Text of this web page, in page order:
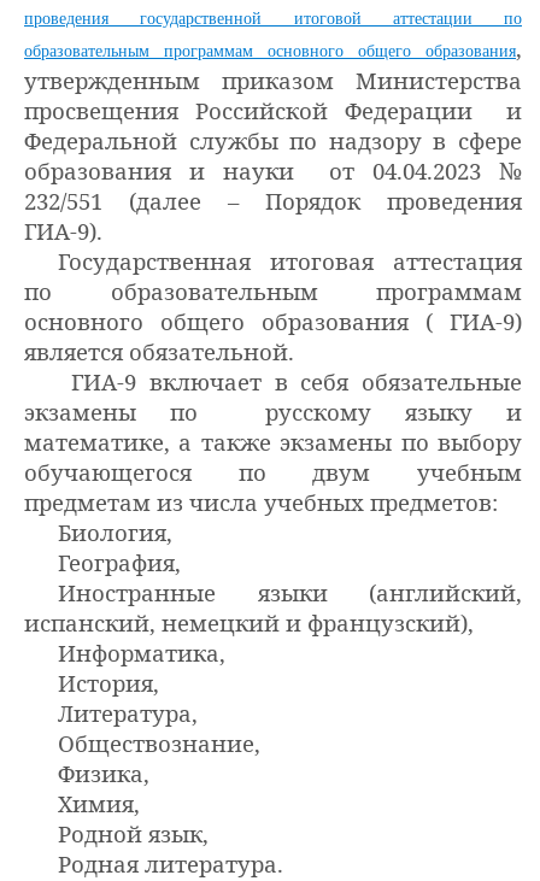
проведения государственной итоговой аттестации по
образовательным программам основного общего образования,
утвержденным приказом Министерства
просвещения Российской Федерации и
Федеральной службы по надзору в сфере
образования и науки от 04.04.2023 №
232/551 (далее – Порядок проведения
ГИА-9).
Государственная итоговая аттестация
по образовательным программам
основного общего образования ( ГИА-9)
является обязательной.
ГИА-9 включает в себя обязательные
экзамены по русскому языку и
математике, а также экзамены по выбору
обучающегося по двум учебным
предметам из числа учебных предметов:
Биология,
География,
Иностранные языки (английский,
испанский, немецкий и французский),
Информатика,
История,
Литература,
Обществознание,
Физика,
Химия,
Родной язык,
Родная литература.